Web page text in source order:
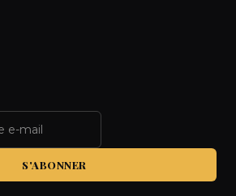
S'ABONNER